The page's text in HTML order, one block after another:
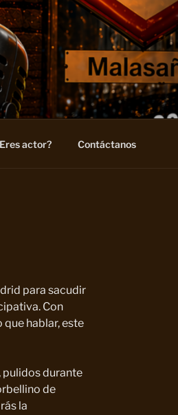
actor? Contáctanos
para sacudir
Con
hablar, este
pulidos durante
de
la